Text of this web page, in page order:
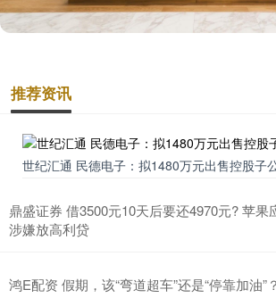
推荐资讯
世纪汇通 民德电子：拟1480万元出售控股子
鼎盛证券 借3500元10天后要还4970元? 苹果
涉嫌放高利贷
鸿E配资 假期，该“弯道超车”还是“停靠加油”？